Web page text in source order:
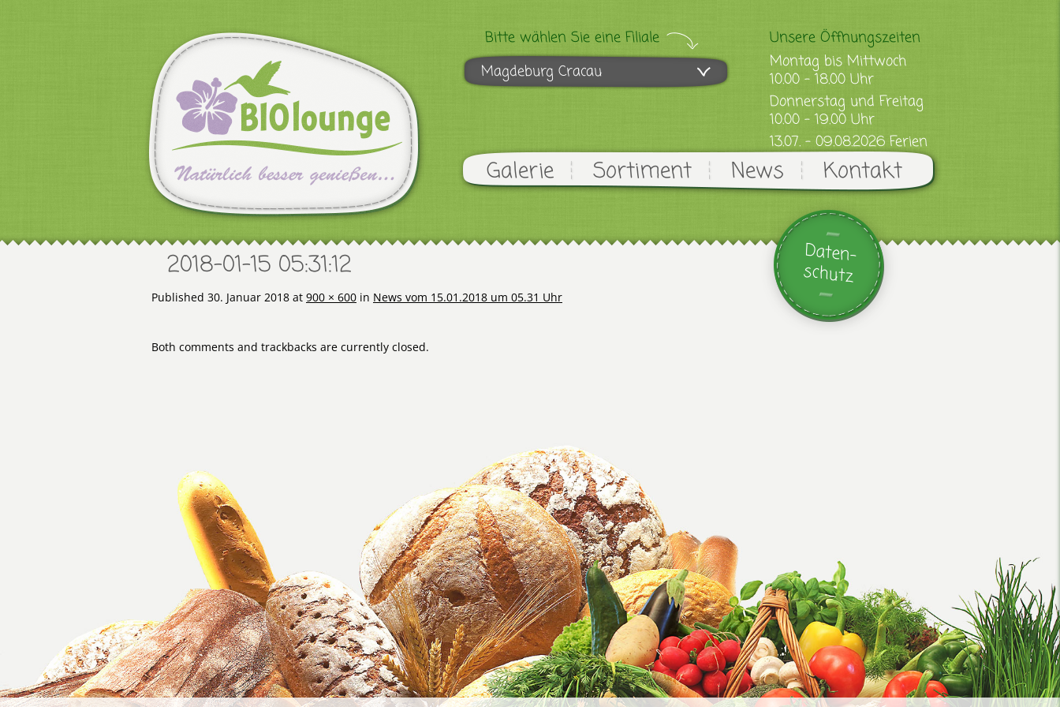
Bitte wählen Sie eine Filiale
Magdeburg Cracau
Galerie Sortiment News Kontakt
Unsere Öffnungszeiten
Montag bis Mittwoch
10.00 - 18.00 Uhr
Donnerstag und Freitag
10.00 - 19.00 Uhr
13.07. - 09.08.2026 Ferien
Daten-
schutz
2018-01-15 05:31:12
Published 30. Januar 2018 at 900 × 600 in News vom 15.01.2018 um 05.31 Uhr
Both comments and trackbacks are currently closed.